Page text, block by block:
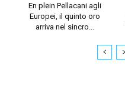
En plein Pellacani agli
Europei, il quinto oro
arriva nel sincro...